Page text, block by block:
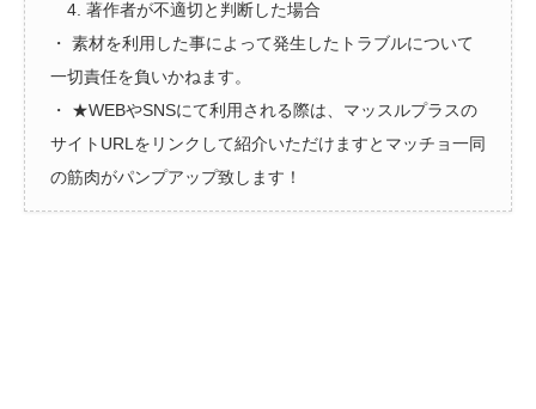
4. 著作者が不適切と判断した場合
・ 素材を利用した事によって発生したトラブルについて
一切責任を負いかねます。
・ ★WEBやSNSにて利用される際は、マッスルプラスの
サイトURLをリンクして紹介いただけますとマッチョ一同
の筋肉がパンプアップ致します！